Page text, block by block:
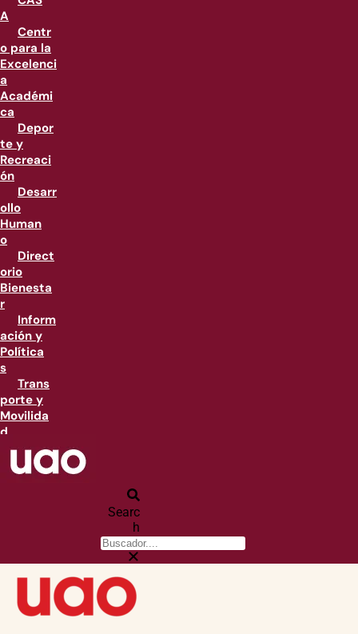
A
Centr
o para la
Excelenci
a
Académi
ca
Depor
te y
Recreaci
ón
Desarr
ollo
Human
o
Direct
orio
Bienesta
r
Inform
ación y
Política
s
Trans
porte y
Movilida
d
Searc
h